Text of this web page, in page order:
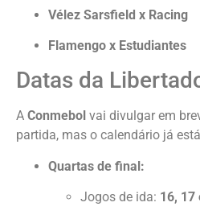
Vélez Sarsfield x Racing
Flamengo x Estudiantes
Datas da
A Conmebol vai divulgar em
partida, mas o calendário já
Quartas de final:
Jogos de ida: 16, 17